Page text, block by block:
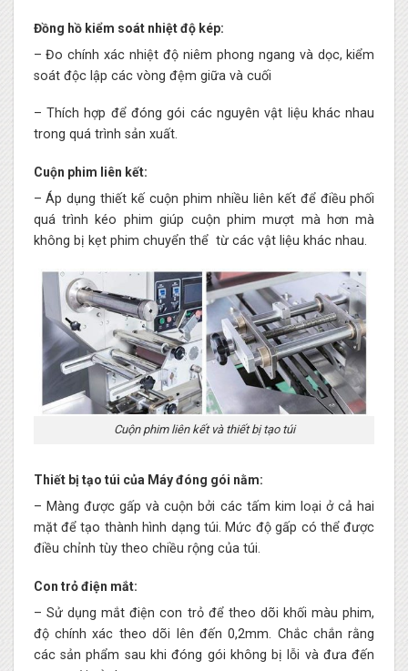
Đồng hồ kiểm soát nhiệt độ kép:
– Đo chính xác nhiệt độ niêm phong ngang và dọc, kiểm
soát độc lập các vòng đệm giữa và cuối
– Thích hợp để đóng gói các nguyên vật liệu khác nhau
trong quá trình sản xuất.
Cuộn phim liên kết:
– Áp dụng thiết kế cuộn phim nhiều liên kết để điều phối
quá trình kéo phim giúp cuộn phim mượt mà hơn mà
không bị kẹt phim chuyển thể từ các vật liệu khác nhau.
Cuộn phim liên kết và thiết bị tạo túi
Thiết bị tạo túi của Máy đóng gói nằm:
– Màng được gấp và cuộn bởi các tấm kim loại ở cả hai
mặt để tạo thành hình dạng túi. Mức độ gấp có thể được
điều chỉnh tùy theo chiều rộng của túi.
Con trỏ điện mắt:
– Sử dụng mắt điện con trỏ để theo dõi khối màu phim,
độ chính xác theo dõi lên đến 0,2mm. Chắc chắn rằng
các sản phẩm sau khi đóng gói không bị lỗi và đưa đến